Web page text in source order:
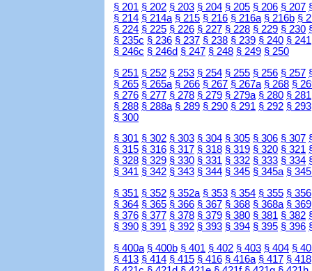
§ 201 § 202 § 203 § 204 § 205 § 206 § 207
§ 214 § 214a § 215 § 216 § 216a § 216b §
§ 224 § 225 § 226 § 227 § 228 § 229 § 230
§ 235c § 236 § 237 § 238 § 239 § 240 § 241
§ 246c § 246d § 247 § 248 § 249 § 250
§ 251 § 252 § 253 § 254 § 255 § 256 § 257
§ 265 § 265a § 266 § 267 § 267a § 268 §
§ 276 § 277 § 278 § 279 § 279a § 280 § 281
§ 288 § 288a § 289 § 290 § 291 § 292 § 293
§ 300
§ 301 § 302 § 303 § 304 § 305 § 306 § 307
§ 315 § 316 § 317 § 318 § 319 § 320 § 321
§ 328 § 329 § 330 § 331 § 332 § 333 § 334
§ 341 § 342 § 343 § 344 § 345 § 345a §
§ 351 § 352 § 352a § 353 § 354 § 355 § 356
§ 364 § 365 § 366 § 367 § 368 § 368a § 369
§ 376 § 377 § 378 § 379 § 380 § 381 § 382
§ 390 § 391 § 392 § 393 § 394 § 395 § 396
§ 400a § 400b § 401 § 402 § 403 § 404 §
§ 413 § 414 § 415 § 416 § 416a § 417 § 418